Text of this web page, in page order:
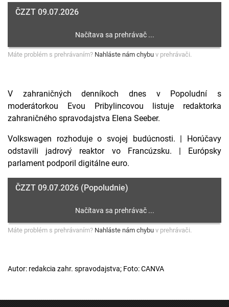
ČZZT 09.07.2026
Máte problém s prehrávaním? Nahláste nám chybu v prehrávači.
V zahraničných denníkoch dnes v Popoludní s
moderátorkou Evou Pribylincovou listuje redaktorka
zahraničného spravodajstva Elena Seeber.
Volkswagen rozhoduje o svojej budúcnosti. | Horúčavy
odstavili jadrový reaktor vo Francúzsku. | Európsky
parlament podporil digitálne euro.
ČZZT 09.07.2026 (Popoludnie)
Máte problém s prehrávaním? Nahláste nám chybu v prehrávači.
Autor: redakcia zahr. spravodajstva; Foto: CANVA